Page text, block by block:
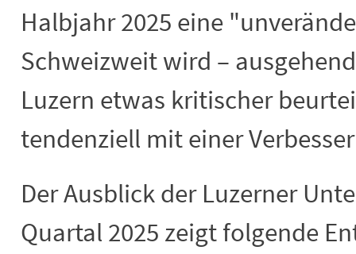
Halbjahr 2025 eine
Schweizweit wird –
Luzern etwas kritischer
tendenziell mit einer
Der Ausblick der Luzerner
Quartal 2025 zeigt folgende